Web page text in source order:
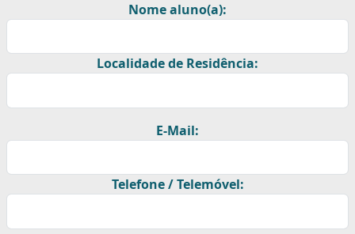
Nome aluno(a):
Localidade de Residência:
E-Mail:
Telefone / Telemóvel: